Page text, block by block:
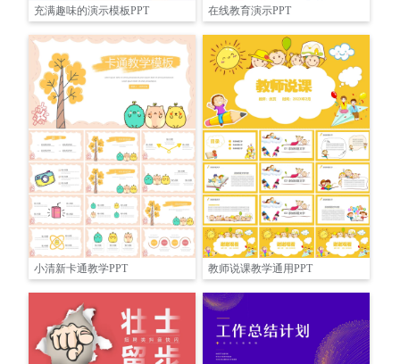
充满趣味的演示模板PPT 在线教育演示PPT
小清新卡通教学PPT 教师说课教学通用PPT